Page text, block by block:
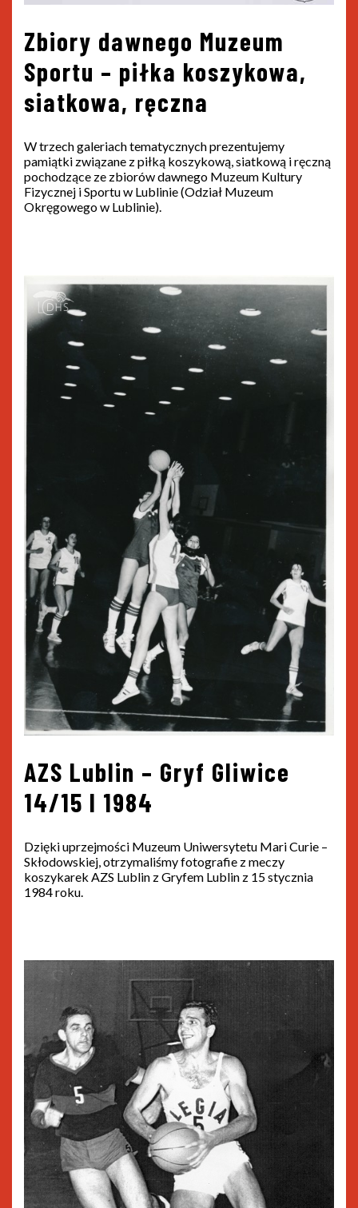
Zbiory dawnego Muzeum
Sportu – piłka koszykowa,
siatkowa, ręczna
W trzech galeriach tematycznych prezentujemy
pamiątki związane z piłką koszykową, siatkową i ręczną
pochodzące ze zbiorów dawnego Muzeum Kultury
Fizycznej i Sportu w Lublinie (Odział Muzeum
Okręgowego w Lublinie).
AZS Lublin – Gryf Gliwice
14/15 I 1984
Dzięki uprzejmości Muzeum Uniwersytetu Mari Curie –
Skłodowskiej, otrzymaliśmy fotografie z meczy
koszykarek AZS Lublin z Gryfem Lublin z 15 stycznia
1984 roku.